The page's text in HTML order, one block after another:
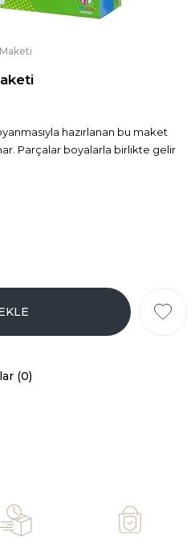
Maketi
hazırlanan bu maket
Parçalar boyalarla birlikte gelir
(0)